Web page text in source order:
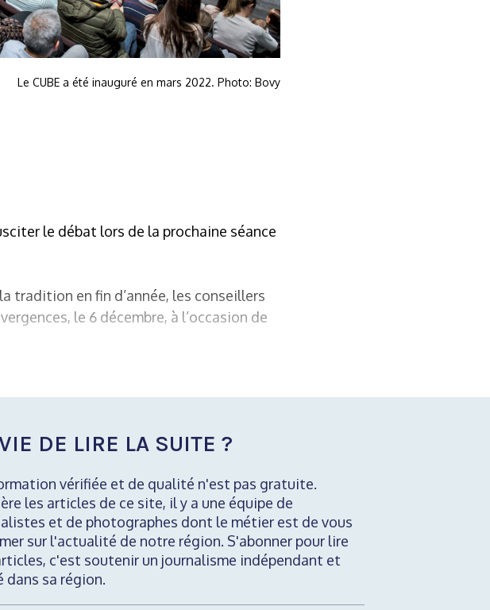
Le CUBE a été inauguré en mars 2022. Photo: Bovy
le débat lors de la prochaine séance
tradition en fin d’année, les conseillers
le 6 décembre, à l’occasion de
DE LIRE LA SUITE ?
vérifiée et de qualité n'est pas gratuite.
les articles de ce site, il y a une équipe de
et de photographes dont le métier est de vous
sur l'actualité de notre région. S'abonner pour lire
c'est soutenir un journalisme indépendant et
dans sa région.